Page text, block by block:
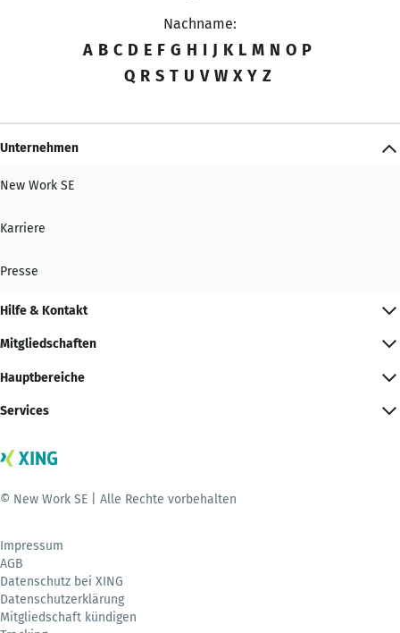
Nachname:
A B C D E F G H I J K L M N O P
Q R S T U V W X Y Z
Unternehmen
New Work SE
Karriere
Presse
Hilfe & Kontakt
Mitgliedschaften
Hauptbereiche
Services
© New Work SE | Alle Rechte vorbehalten
Impressum
AGB
Datenschutz bei XING
Datenschutzerklärung
Mitgliedschaft kündigen